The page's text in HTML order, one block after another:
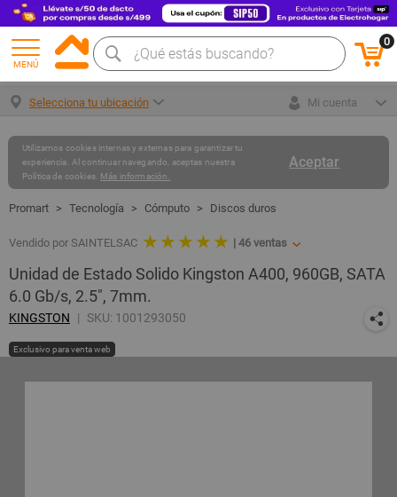
MENÚ
0
Selecciona tu ubicación Mi cuenta
Aceptar
Utilizamos cookies internas y externas para garantizar tu
experiencia. Al continuar navegando, aceptas nuestra
Política de cookies. Más información.
Tecnología Cómputo Discos duros
Vendido por SAINTELSAC ★ ★ ★ ★ ★ | 46 ventas
Unidad de Estado Solido Kingston A400, 960GB, SATA
6.0 Gb/s, 2.5", 7mm.
KINGSTON SKU: 1001293050
Exclusivo para venta web